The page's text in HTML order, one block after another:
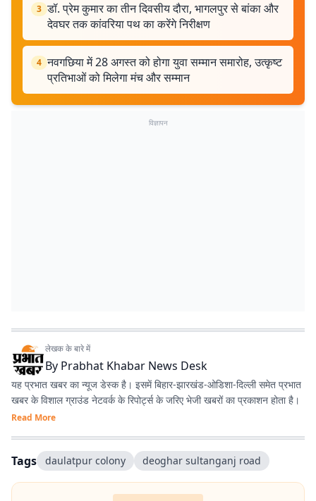
3 डॉ. प्रेम कुमार का तीन दिवसीय दौरा, भागलपुर से बांका और
देवघर तक कांवरिया पथ का करेंगे निरीक्षण
4 नवगछिया में 28 अगस्त को होगा युवा सम्मान समारोह, उत्कृष्ट
प्रतिभाओं को मिलेगा मंच और सम्मान
विज्ञापन
लेखक के बारे में
By Prabhat Khabar News Desk
यह प्रभात खबर का न्यूज डेस्क है। इसमें बिहार-झारखंड-ओडिशा-दिल्‍ली समेत प्रभात
खबर के विशाल ग्राउंड नेटवर्क के रिपोर्ट्स के जरिए भेजी खबरों का प्रकाशन होता है।
Read More
Tags daulatpur colony deoghar sultanganj road